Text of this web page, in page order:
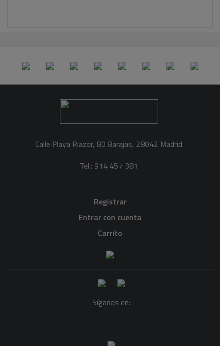
Calle Playa Riazor, 80 Barajas, 28042 Madrid
Tel.: 914 457 381
Registrar
Entrar con cuenta
Carrito
Síganos en: